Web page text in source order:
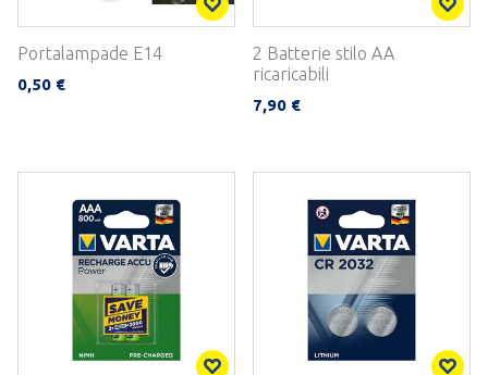
Portalampade E14
0,50 €
2 Batterie stilo AA
ricaricabili
7,90 €